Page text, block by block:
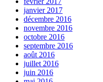
janvier 2017
décembre 2016
novembre 2016
octobre 2016
septembre 2016
août 2016
juillet 2016
juin 2016